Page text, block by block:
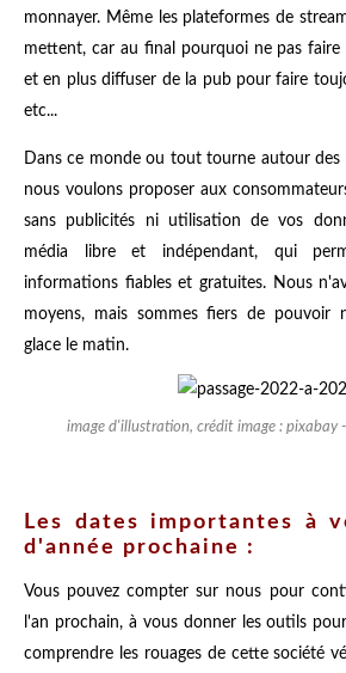
monnayer. Même les plateformes de
mettent, car au final pourquoi ne pas
et en plus diffuser de la pub pour faire
etc...
Dans ce monde ou tout tourne autour des
nous voulons proposer aux
sans publicités ni utilisation de vos
média libre et indépendant, qui
informations fiables et gratuites. Nous
moyens, mais sommes fiers de pouvoir
glace le matin.
image d'illustration, crédit image : pixabay
Les dates importantes à
d'année prochaine :
Vous pouvez compter sur nous pour
l'an prochain, à vous donner les outils
comprendre les rouages de cette société